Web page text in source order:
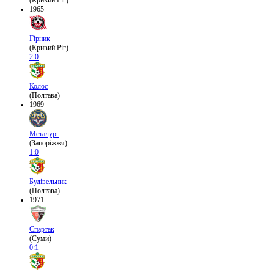
1965
Гірник
(Кривий Ріг)
2:0
Колос
(Полтава)
1969
Металург
(Запоріжжя)
1:0
Будівельник
(Полтава)
1971
Спартак
(Суми)
0:1